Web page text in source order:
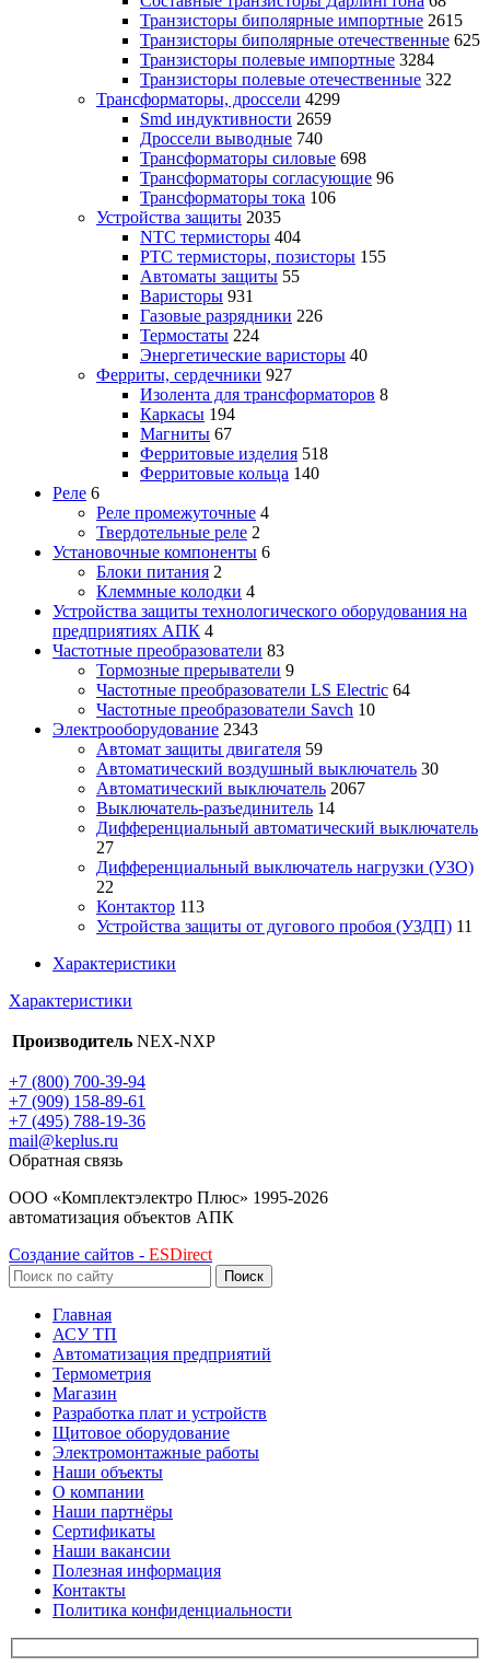
Транзисторы биполярные импортные 2615
Транзисторы биполярные отечественные 625
Транзисторы полевые импортные 3284
Транзисторы полевые отечественные 322
Трансформаторы, дроссели 4299
Smd индуктивности 2659
Дроссели выводные 740
Трансформаторы силовые 698
Трансформаторы согласующие 96
Трансформаторы тока 106
Устройства защиты 2035
NTC термисторы 404
PTC термисторы, позисторы 155
Автоматы защиты 55
Варисторы 931
Газовые разрядники 226
Термостаты 224
Энергетические варисторы 40
Ферриты, сердечники 927
Изолента для трансформаторов 8
Каркасы 194
Магниты 67
Ферритовые изделия 518
Ферритовые кольца 140
Реле 6
Реле промежуточные 4
Твердотельные реле 2
Установочные компоненты 6
Блоки питания 2
Клеммные колодки 4
Устройства защиты технологического оборудования на
предприятиях АПК 4
Частотные преобразователи 83
Тормозные прерыватели 9
Частотные преобразователи LS Electric 64
Частотные преобразователи Savch 10
Электрооборудование 2343
Автомат защиты двигателя 59
Автоматический воздушный выключатель 30
Автоматический выключатель 2067
Выключатель-разъединитель 14
Дифференциальный автоматический выключатель
27
Дифференциальный выключатель нагрузки (УЗО)
22
Контактор 113
Устройства защиты от дугового пробоя (УЗДП) 11
Характеристики
Характеристики
Производитель NEX-NXP
+7 (800) 700-39-94
+7 (909) 158-89-61
+7 (495) 788-19-36
mail@keplus.ru
Обратная связь
ООО «Комплектэлектро Плюс» 1995-2026
автоматизация объектов АПК
Создание сайтов - ESDirect
Поиск
Главная
АСУ ТП
Автоматизация предприятий
Термометрия
Магазин
Разработка плат и устройств
Щитовое оборудование
Электромонтажные работы
Наши объекты
О компании
Наши партнёры
Сертификаты
Наши вакансии
Полезная информация
Контакты
Политика конфиденциальности